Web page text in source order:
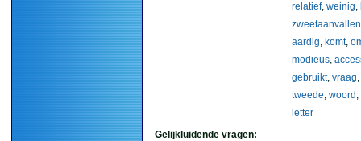
relatief, weinig,
zweetaanvallen
aardig, komt,
modieus,
gebruikt, vraag,
tweede, woord ,
letter
Gelijkluidende vragen: